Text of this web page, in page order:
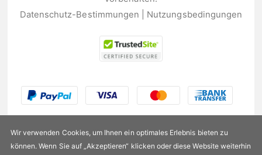
Datenschutz-Bestimmungen
Nutzungsbedingungen
Wir verwenden Cookies, um Ihnen ein optimales Erlebnis bieten zu
können. Wenn Sie auf „Akzeptieren“ klicken oder diese Website weiterhin